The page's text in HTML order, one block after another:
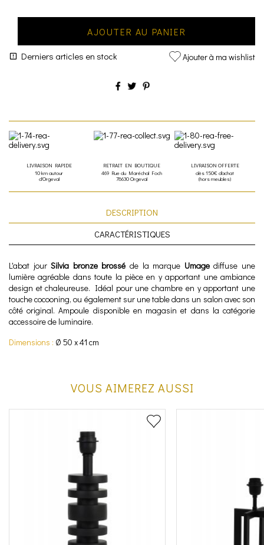
AJOUTER AU PANIER
Derniers articles en stock Ajouter à ma wishlist
LIVRAISON RAPIDE
10 km autour
d'Orgeval
RETRAIT EN BOUTIQUE
469 Rue du Maréchal Foch
78630 Orgeval
LIVRAISON OFFERTE
dès 150€ d'achat
(hors meubles)
DESCRIPTION
CARACTÉRISTIQUES
L'abat jourSilvia bronze brosséde la marque Umage diffuse une
lumière agréable dans toute la pièce en y apportant une ambiance
design et chaleureuse. Idéal pour une chambre en y apportant une
touche cocooning, ou également sur une table dans un salon avec son
côté original.Ampoule disponible en magasin et dans la catégorie
accessoire de luminaire.
Dimensions : Ø 50 x 41 cm
VOUS AIMEREZ AUSSI